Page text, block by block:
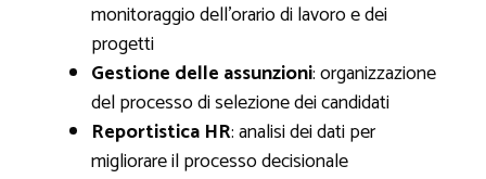
monitoraggio dell’orario di lavoro e dei
progetti
Gestione delle assunzioni: organizzazione
del processo di selezione dei candidati
Reportistica HR: analisi dei dati per
migliorare il processo decisionale